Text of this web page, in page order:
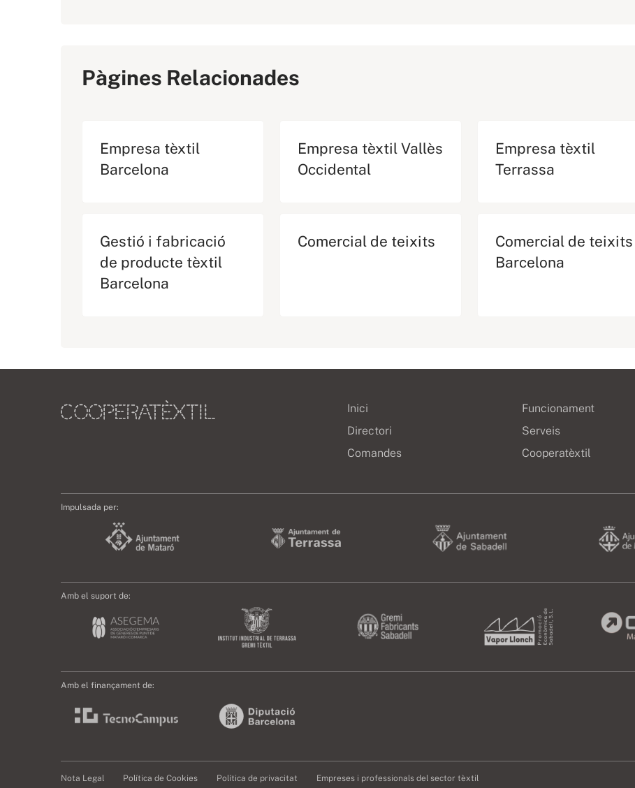
Pàgines Relacionades
Empresa tèxtil
Barcelona
Empresa tèxtil Vallès
Occidental
Empresa tèxtil
Terrassa
Gestió i fabricació
de producte tèxtil
Barcelona
Comercial de teixits
Comercial de teixits
Barcelona
Inici
Directori
Comandes
Funcionament
Serveis
Cooperatèxtil
Impulsada per:
Amb el suport de:
Amb el finançament de:
Nota Legal Política de Cookies Política de privacitat Empreses i professionals del sector tèxtil